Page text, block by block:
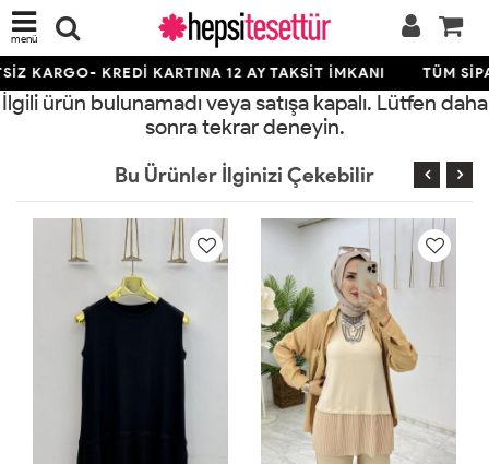
menü
KARGO- KREDİ KARTINA 12 AY TAKSİT İMKANI TÜM
İlgili ürün bulunamadı veya satışa kapalı. Lütfen daha
sonra tekrar deneyin.
Bu Ürünler İlginizi Çekebilir